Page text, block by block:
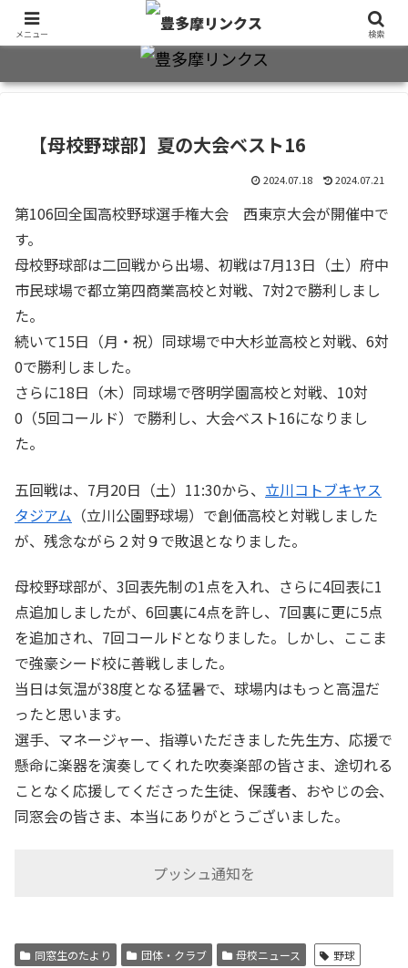
旧制十三中・都立豊多摩高卒業生2万7千人のための同窓会公式サイト
【母校野球部】夏の大会ベスト16
2024.07.18 2024.07.21
第106回全国高校野球選手権大会 西東京大会が開催中で
す。
母校野球部は二回戦から出場、初戦は7月13日（土）府中
市民球場で都立第四商業高校と対戦、7対2で勝利しまし
た。
続いて15日（月・祝）同球場で中大杉並高校と対戦、6対
0で勝利しました。
さらに18日（木）同球場で啓明学園高校と対戦、10対
0（5回コールド）で勝利し、大会ベスト16になりまし
た。
五回戦は、7月20日（土）11:30から、 立川コトブキヤス
タジアム （立川公園野球場）で創価高校と対戦しました
が、残念ながら２対９で敗退となりました。
母校野球部が、3回表先制の1点を入れ、さらに4回表に1
点追加しましたが、6回裏に4点を許し、7回裏に更に5点
を追加され、7回コールドとなりました。しかし、ここま
で強豪シード校に善戦しました。
当日は気温が38度となる猛暑で、球場内はもっと高温だ
ったと思います。
選手、マネージャー、指導いただきました先生方、応援で
懸命に楽器を演奏してくれた吹奏楽部の皆さま、途切れる
ことなく応援してくださった生徒、保護者、おやじの会、
同窓会の皆さま、本当にありがとうございました。
プッシュ通知を
同窓生のたより 団体・クラブ 母校ニュース
野球
メニュー 検索